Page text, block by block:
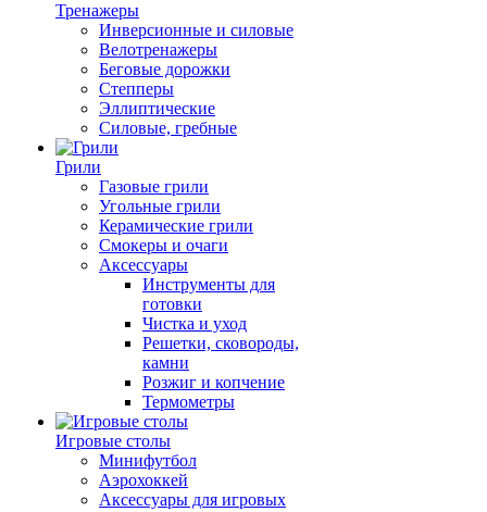
Тренажеры
Инверсионные и силовые
Велотренажеры
Беговые дорожки
Степперы
Эллиптические
Силовые, гребные
Грили
Газовые грили
Угольные грили
Керамические грили
Смокеры и очаги
Аксессуары
Инструменты для
готовки
Чистка и уход
Решетки, сковороды,
камни
Розжиг и копчение
Термометры
Игровые столы
Минифутбол
Аэрохоккей
Аксессуары для игровых